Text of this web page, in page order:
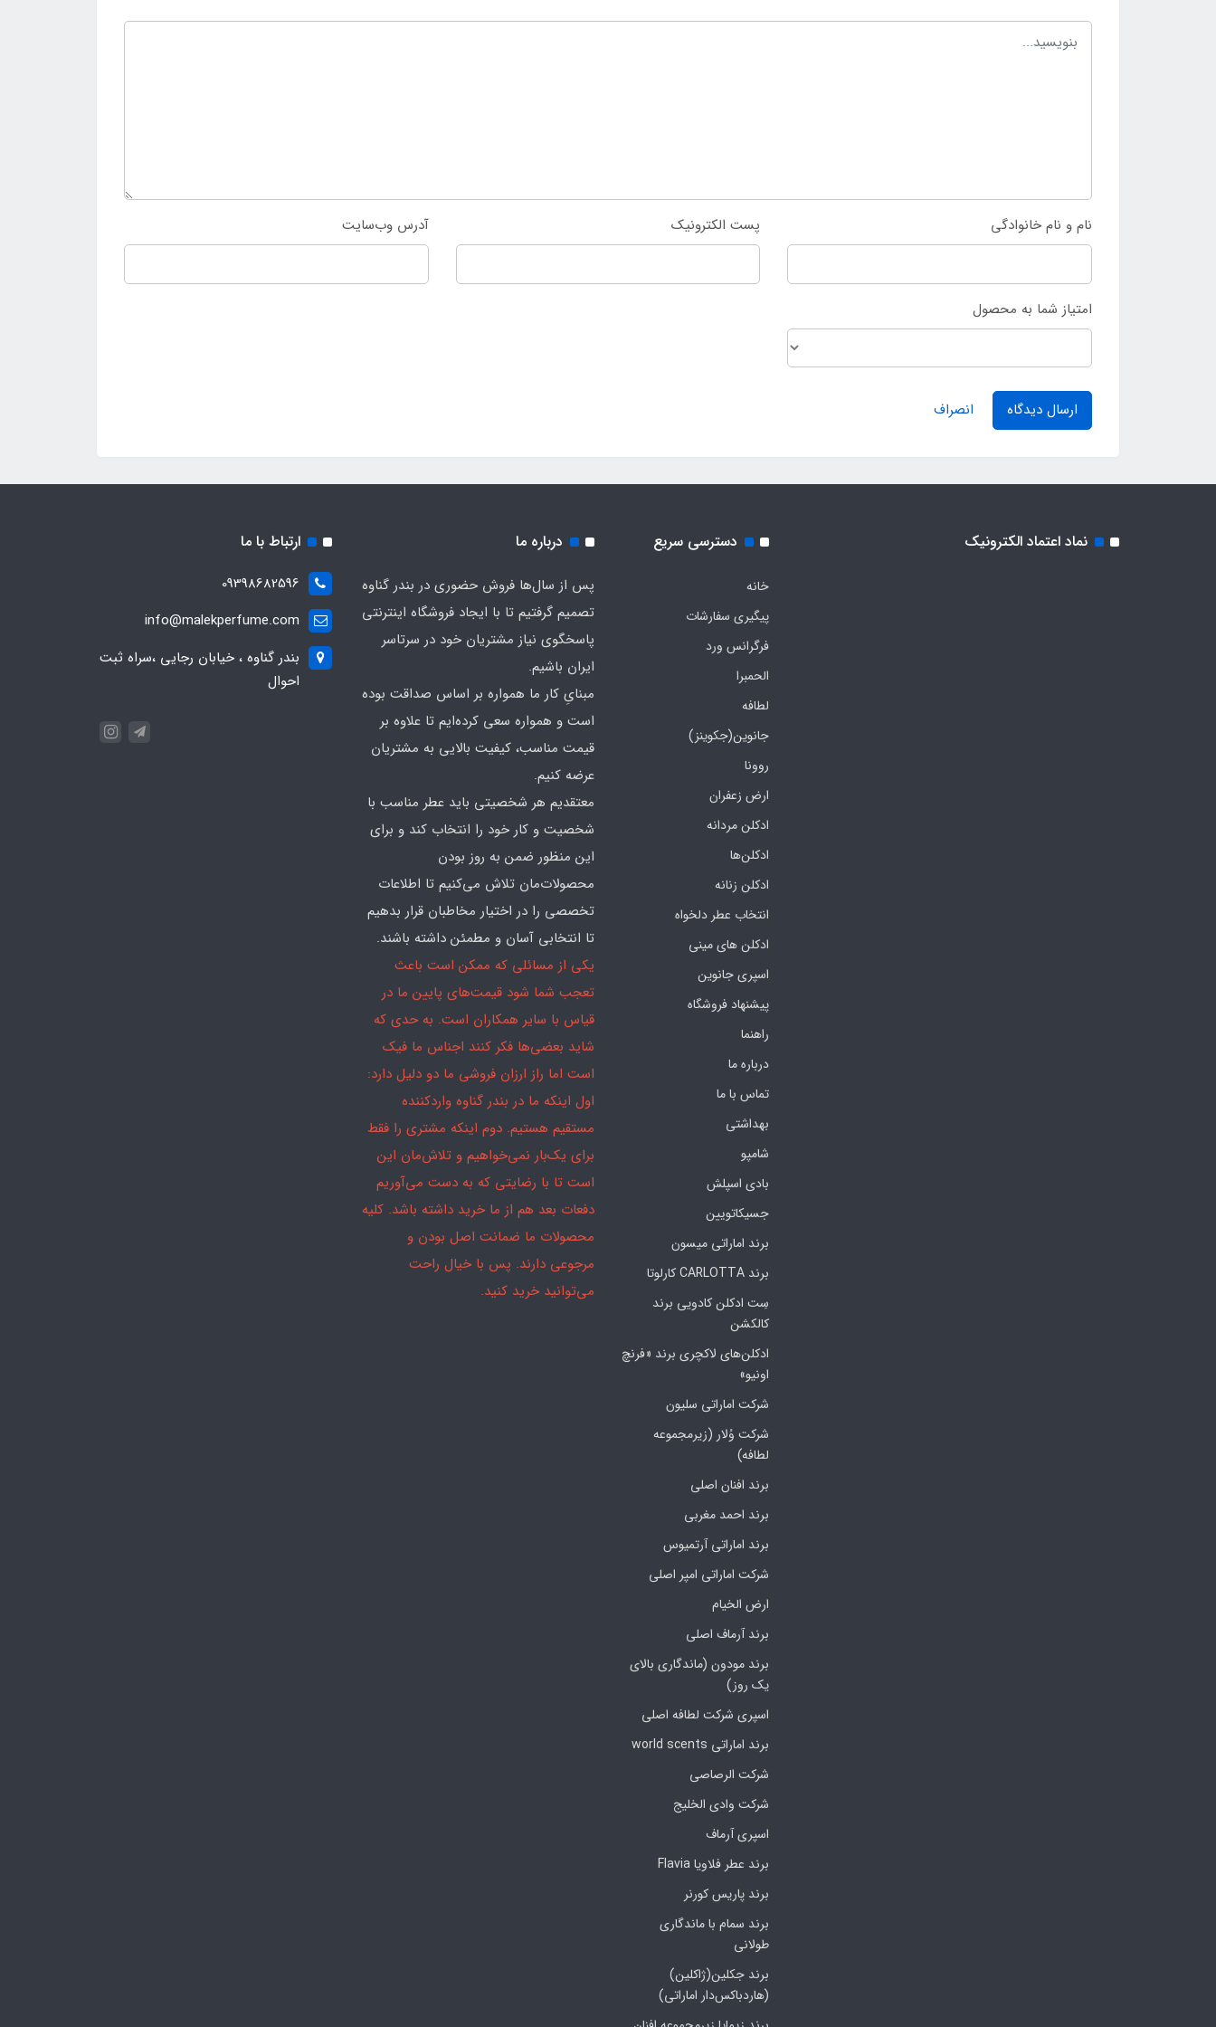
نام و نام خانوادگی پست الکترونیک آدرس وب‌سایت
امتیاز شما به محصول
ارسال دیدگاه انصراف
نماد اعتماد الکترونیک دسترسی سریع
خانه
پیگیری سفارشات
فرگرانس ورد
الحمبرا
لطافه
جانوین(جکوینز)
روونا
ارض زعفران
ادکلن مردانه
ادکلن‌ها
ادکلن زنانه
انتخاب عطر دلخواه
ادکلن های مینی
اسپری جانوین
پیشنهاد فروشگاه
راهنما
درباره ما
تماس با ما
بهداشتی
شامپو
بادی اسپلش
جسیکاتویین
برند اماراتی میسون
برند CARLOTTA کارلوتا
سِت ادکلن کادویی برند
کالکشن
ادکلن‌های لاکچری برند «فرنچ
اونیو»
شرکت اماراتی سلیون
شرکت وُلار (زیرمجموعه
لطافه)
برند افنان اصلی
برند احمد مغربی
برند اماراتی آرتمیوس
شرکت اماراتی امپر اصلی
ارض الخیام
برند آرماف اصلی
برند مودون (ماندگاری بالای
یک روز)
اسپری شرکت لطافه اصلی
برند اماراتی world scents
شرکت الرصاصی
شرکت وادی الخلیج
اسپری آرماف
برند عطر فلاویا Flavia
برند پاریس کورنر
برند سمام با ماندگاری
طولانی
برند جکلین(ژاکلین)
(هاردباکس‌دار اماراتی)
درباره ما
پس از سال‌ها فروش حضوری در بندر گناوه
تصمیم گرفتیم تا با ایجاد فروشگاه اینترنتی
پاسخگوی نیاز مشتریان خود در سرتاسر
ایران باشیم.
مبنایِ کار ما همواره بر اساس صداقت بوده
است و همواره سعی کرده‌ایم تا علاوه بر
قیمت مناسب، کیفیت بالایی به مشتریان
عرضه کنیم.
معتقدیم هر شخصیتی باید عطر مناسب با
شخصیت و کار خود را انتخاب کند و برای
این منظور ضمن به روز بودن
محصولات‌مان تلاش می‌کنیم تا اطلاعات
تخصصی را در اختیار مخاطبان قرار بدهیم
تا انتخابی آسان و مطمئن داشته باشند.
یکی از مسائلی که ممکن است باعث
تعجب شما شود قیمت‌های پایین ما در
قیاس با سایر همکاران است. به حدی که
شاید بعضی‌ها فکر کنند اجناس ما فیک
است اما راز ارزان فروشی ما دو دلیل دارد:
اول اینکه ما در بندر گناوه واردکننده
مستقیم هستیم. دوم اینکه مشتری را فقط
برای یک‌بار نمی‌خواهیم و تلاش‌مان این
است تا با رضایتی که به دست می‌آوریم
دفعات بعد هم از ما خرید داشته باشد. کلیه
محصولات ما ضمانت اصل بودن و
مرجوعی دارند. پس با خیال راحت
می‌توانید خرید کنید.
ارتباط با ما
09398682596
info@malekperfume.com
بندر گناوه ، خیابان رجایی ،سراه ثبت
احوال